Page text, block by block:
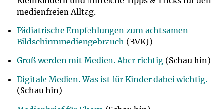
medienfreien Alltag.
Pädiatrische Empfehlungen zum achtsamen
Bildschirmmediengebrauch (BVKJ)
Groß werden mit Medien. Aber richtig (Schau hin)
Digitale Medien. Was ist für Kinder dabei wichtig.
(Schau hin)